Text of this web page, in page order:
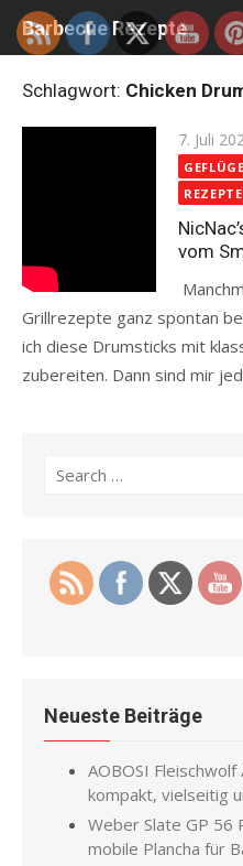
Skip
Barbecue Rezepte
Schlagwort: Chicken
Posted
on
7. Juli
REZEPTE
vom
Grillrezepte ganz spontan
ich diese Drumsticks mit
zubereiten. Dann sind mir
Search
Neueste Beiträge
AOBOSI
kompakt, vielseitig
Weber Slate GP 56
mobile Plancha für